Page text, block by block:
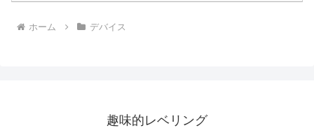
ホーム デバイス
趣味的レベリング